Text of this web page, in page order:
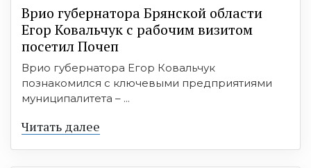
Врио губернатора Брянской области
Егор Ковальчук с рабочим визитом
посетил Почеп
Врио губернатора Егор Ковальчук
познакомился с ключевыми предприятиями
муниципалитета – ...
Читать далее